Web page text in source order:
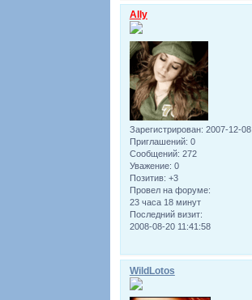
Ally
Зарегистрирован: 2007-12-08
Приглашений: 0
Сообщений: 272
Уважение: 0
Позитив: +3
Провел на форуме:
23 часа 18 минут
Последний визит:
2008-08-20 11:41:58
WildLotos